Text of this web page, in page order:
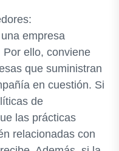
empresa
ello, conviene
que suministran
en cuestión. Si
de
las prácticas
relacionadas con